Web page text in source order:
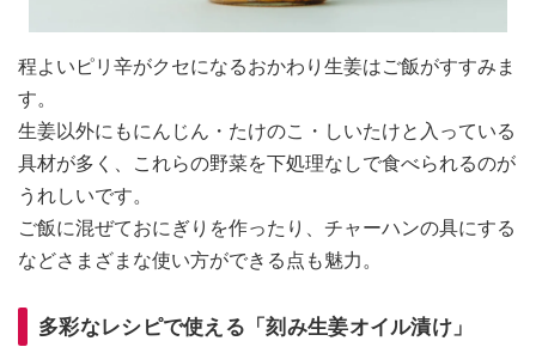
程よいピリ辛がクセになるおかわり生姜はご飯がすすみま
す。
生姜以外にもにんじん・たけのこ・しいたけと入っている
具材が多く、これらの野菜を下処理なしで食べられるのが
うれしいです。
ご飯に混ぜておにぎりを作ったり、チャーハンの具にする
などさまざまな使い方ができる点も魅力。
多彩なレシピで使える「刻み生姜オイル漬け」